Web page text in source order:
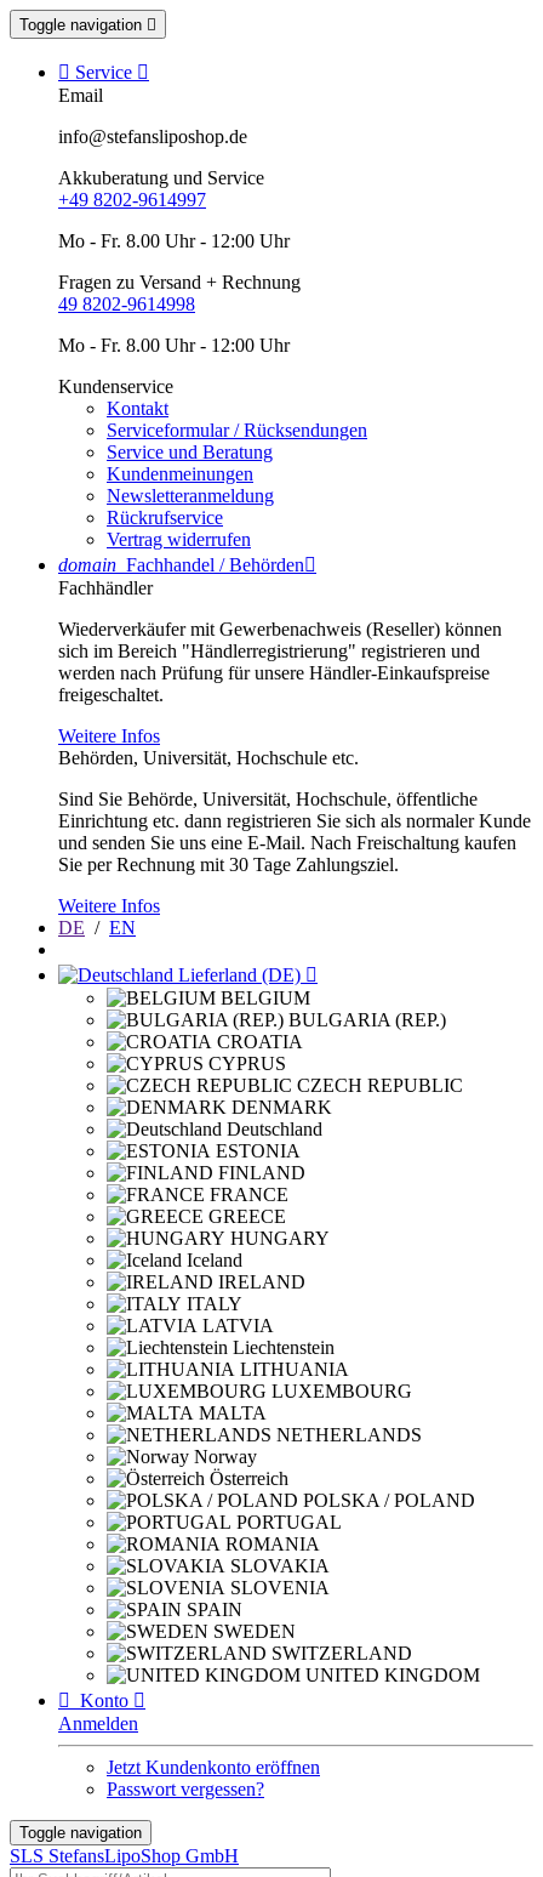
Toggle navigation 
 Service 
Email
info@stefansliposhop.de
Akkuberatung und Service
+49 8202-9614997
Mo - Fr. 8.00 Uhr - 12:00 Uhr
Fragen zu Versand + Rechnung
49 8202-9614998
Mo - Fr. 8.00 Uhr - 12:00 Uhr
Kundenservice
Kontakt
Serviceformular / Rücksendungen
Service und Beratung
Kundenmeinungen
Newsletteranmeldung
Rückrufservice
Vertrag widerrufen
domain Fachhandel / Behörden
Fachhändler
Wiederverkäufer mit Gewerbenachweis (Reseller) können
sich im Bereich "Händlerregistrierung" registrieren und
werden nach Prüfung für unsere Händler-Einkaufspreise
freigeschaltet.
Weitere Infos
Behörden, Universität, Hochschule etc.
Sind Sie Behörde, Universität, Hochschule, öffentliche
Einrichtung etc. dann registrieren Sie sich als normaler Kunde
und senden Sie uns eine E-Mail. Nach Freischaltung kaufen
Sie per Rechnung mit 30 Tage Zahlungsziel.
Weitere Infos
DE / EN
Lieferland (DE) 
BELGIUM
BULGARIA (REP.)
CROATIA
CYPRUS
CZECH REPUBLIC
DENMARK
Deutschland
ESTONIA
FINLAND
FRANCE
GREECE
HUNGARY
Iceland
IRELAND
ITALY
LATVIA
Liechtenstein
LITHUANIA
LUXEMBOURG
MALTA
NETHERLANDS
Norway
Österreich
POLSKA / POLAND
PORTUGAL
ROMANIA
SLOVAKIA
SLOVENIA
SPAIN
SWEDEN
SWITZERLAND
UNITED KINGDOM
 Konto 
Anmelden
Jetzt Kundenkonto eröffnen
Passwort vergessen?
Toggle navigation
SLS StefansLipoShop GmbH